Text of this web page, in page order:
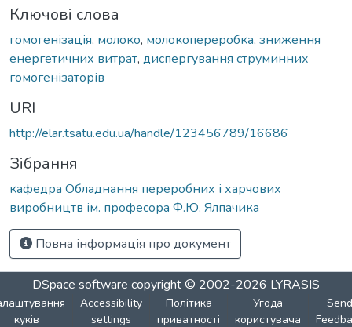
Ключові слова
гомогенізація, молоко, молокопереробка, зниження
енергетичних витрат, диспергування струминних
гомогенізаторів
URI
http://elar.tsatu.edu.ua/handle/123456789/16686
Зібрання
кафедра Обладнання переробних і харчових
виробництв ім. професора Ф.Ю. Ялпачика
Повна інформація про документ
DSpace software copyright © 2002-2026 LYRASIS
куків
Accessibility
settings
Політика
приватності
Угода
користувача
Send